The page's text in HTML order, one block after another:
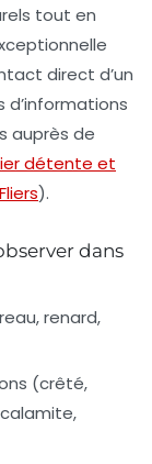
tout en
direct d’un
d’informations
auprès de
détente et
).
dans
renard,
(crêté,